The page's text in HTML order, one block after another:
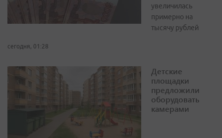
увеличилась
примерно на
тысячу рублей
сегодня, 01:28
Детские
площадки
предложили
оборудовать
камерами